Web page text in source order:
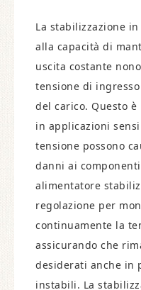
La stabilizzazione
alla capacità di
uscita costante
tensione di
del carico. Questo
in applicazioni
tensione possono
danni ai
alimentatore
regolazione per
continuamente la
assicurando che
desiderati anche in
instabili. La